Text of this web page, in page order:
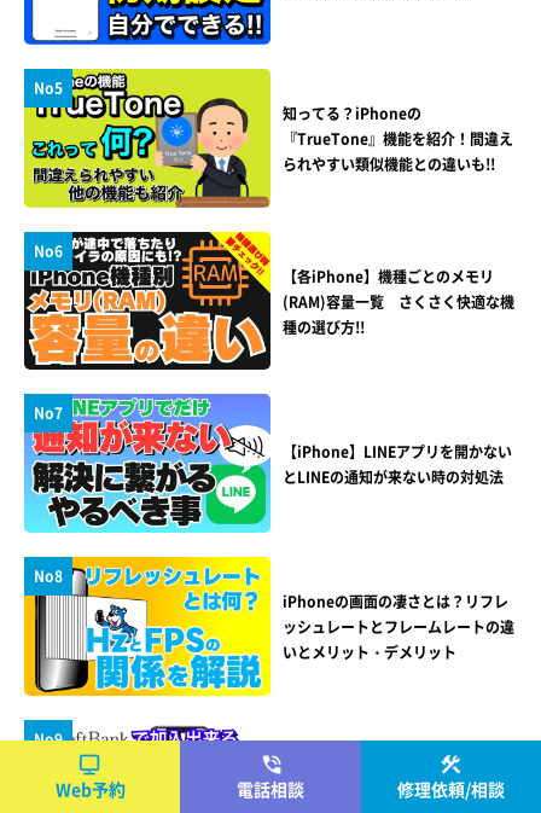
No5
知ってる？iPhoneの
『TrueTone』機能を紹介！間違え
られやすい類似機能との違いも!!
No6
【各iPhone】機種ごとのメモリ
(RAM)容量一覧 さくさく快適な機
種の選び方!!
No7
【iPhone】LINEアプリを開かない
とLINEの通知が来ない時の対処法
No8
iPhoneの画面の凄さとは？リフレ
ッシュレートとフレームレートの違
いとメリット・デメリット
No9
【解説】SoftBankのiPhone保証
『あんしん保証パック with
AppleCare Services』を徹底解
Web予約 電話相談 修理依頼/相談